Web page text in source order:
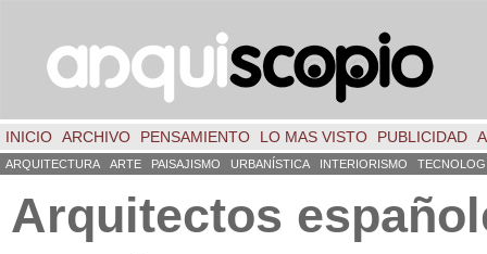
INICIO ARCHIVO PENSAMIENTO LO MAS VISTO PUBLICIDAD
ARQUITECTURA ARTE PAISAJISMO URBANÍSTICA INTERIORISMO
Arquitectos